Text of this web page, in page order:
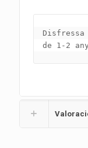
de 1-2